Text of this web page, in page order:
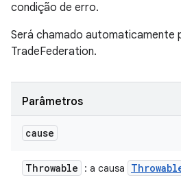
condição de erro.
Será chamado automaticamente
TradeFederation.
Parâmetros
cause
Throwable : a causa